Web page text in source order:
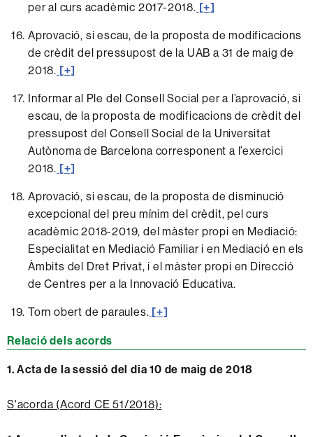
per al curs acadèmic 2017-2018. [+]
Aprovació, si escau, de la proposta de modificacions
de crèdit del pressupost de la UAB a 31 de maig de
2018. [+]
Informar al Ple del Consell Social per a l’aprovació, si
escau, de la proposta de modificacions de crèdit del
pressupost del Consell Social de la Universitat
Autònoma de Barcelona corresponent a l’exercici
2018. [+]
Aprovació, si escau, de la proposta de disminució
excepcional del preu mínim del crèdit, pel curs
acadèmic 2018-2019, del màster propi en Mediació:
Especialitat en Mediació Familiar i en Mediació en els
Àmbits del Dret Privat, i el màster propi en Direcció
de Centres per a la Innovació Educativa.
Torn obert de paraules. [+]
Relació dels acords
1.Acta de la sessió del dia 10 de maig de 2018
S'acorda (Acord CE 51/2018):